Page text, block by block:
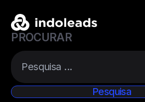
PROCURAR